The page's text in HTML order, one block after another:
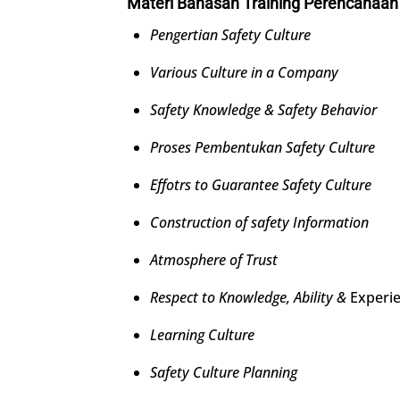
Pengertian Safety Culture
Various Culture in a Company
Safety Knowledge & Safety Behavior
Proses Pembentukan Safety Culture
Effotrs to Guarantee Safety Culture
Construction of safety Information
Atmosphere of Trust
Respect to Knowledge, Ability &
Learning Culture
Safety Culture Planning